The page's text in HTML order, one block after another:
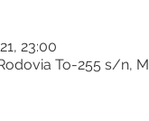
23:00
To-255 s/n,